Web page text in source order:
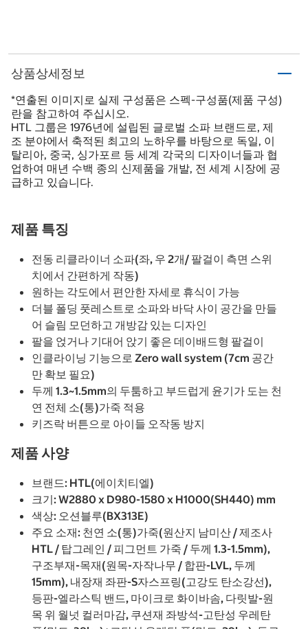
상품상세정보
*연출된 이미지로 실제 구성품은 스펙-구성품(제품 구성)
란을 참고하여 주십시오.
HTL 그룹은 1976년에 설립된 글로벌 소파 브랜드로, 제
조 분야에서 축적된 최고의 노하우를 바탕으로 독일, 이
탈리아, 중국, 싱가포르 등 세계 각국의 디자이너들과 협
업하여 매년 수백 종의 신제품을 개발, 전 세계 시장에 공
급하고 있습니다.
제품 특징
전동 리클라이너 소파(좌, 우 2개/ 팔걸이 측면 스위
치에서 간편하게 작동)
원하는 각도에서 편안한 자세로 휴식이 가능
더블 폴딩 풋레스트로 소파와 바닥 사이 공간을 만들
어 슬림 모던하고 개방감 있는 디자인
팔을 얹거나 기대어 앉기 좋은 데이배드형 팔걸이
인클라이닝 기능으로 Zero wall system (7cm 공간
만 확보 필요)
두께 1.3~1.5mm의 두툼하고 부드럽게 윤기가 도는 천
연 전체 소(통)가죽 적용
키즈락 버튼으로 아이들 오작동 방지
제품 사양
브랜드: HTL(에이치티엘)
크기: W2880 x D980-1580 x H1000(SH440) mm
색상: 오션블루(BX313E)
주요 소재: 천연 소(통)가죽(원산지 남미산 / 제조사
HTL / 탑그레인 / 피그먼트 가죽 / 두께 1.3-1.5mm),
구조부재-목재(원목-자작나무 / 합판-LVL, 두께
15mm), 내장재 좌판-S자스프링(고강도 탄소강선),
등판-엘라스틱 밴드, 마이크로 화이바솜, 다릿발-원
목 위 월넛 컬러마감, 쿠션재 좌방석-고탄성 우레탄